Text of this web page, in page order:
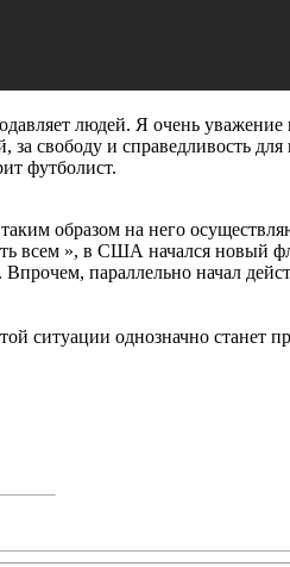
людей. Я очень
свободу и справедливость
футболист.
образом на него
всем », в США начался новый
параллельно начал
ситуации однозначно станет